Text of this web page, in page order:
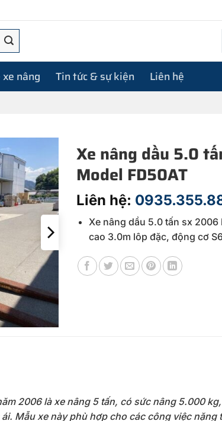
nâng Tin tức & sự kiện Liên hệ
Xe nâng dầu 5.0
Model FD50AT
Liên hệ:
Xe nâng dầu 5.0 tấn sx
cao 3.0m lôp đặc, động cơ
2006 là xe nâng 5 tấn, có sức nâng 5.000
Mẫu xe này phù hợp cho các công việc